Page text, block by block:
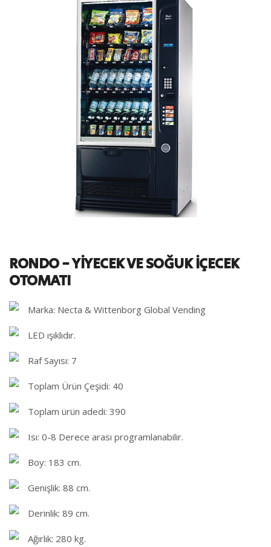
RONDO - YIYECEK VE SOĞUK IÇECEK
OTOMATI
Marka: Necta & Wittenborg Global Vending
LED ışıklıdır.
Raf Sayısı: 7
Toplam Ürün Çeşidi: 40
Toplam ürün adedi: 390
Isı: 0-8 Derece arası programlanabilir.
Boy: 183 cm.
Genişlik: 88 cm.
Derinlik: 89 cm.
Ağırlık: 280 kg.